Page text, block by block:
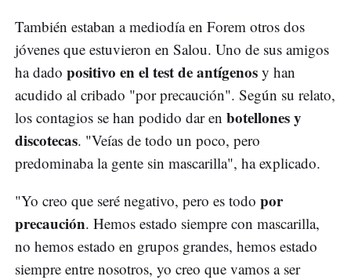
También estaban a mediodía en Forem otros dos
jóvenes que estuvieron en Salou. Uno de sus amigos
ha dado positivo en el test de antígenos y han
acudido al cribado "por precaución". Según su relato,
los contagios se han podido dar en botellones y
discotecas. "Veías de todo un poco, pero
predominaba la gente sin mascarilla", ha explicado.
"Yo creo que seré negativo, pero es todo por
precaución. Hemos estado siempre con mascarilla,
no hemos estado en grupos grandes, hemos estado
siempre entre nosotros, yo creo que vamos a ser